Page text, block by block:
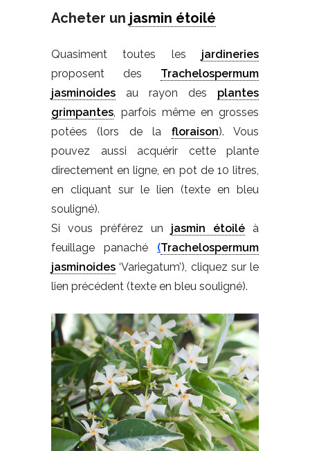
Acheter un jasmin étoilé
Quasiment toutes les jardineries
proposent des Trachelospermum
jasminoides au rayon des plantes
grimpantes, parfois même en grosses
potées (lors de la floraison). Vous
pouvez aussi acquérir cette plante
directement en ligne, en pot de 10 litres,
en cliquant sur le lien (texte en bleu
souligné).
Si vous préférez un jasmin étoilé à
feuillage panaché (Trachelospermum
jasminoides ‘Variegatum’), cliquez sur le
lien précédent (texte en bleu souligné).